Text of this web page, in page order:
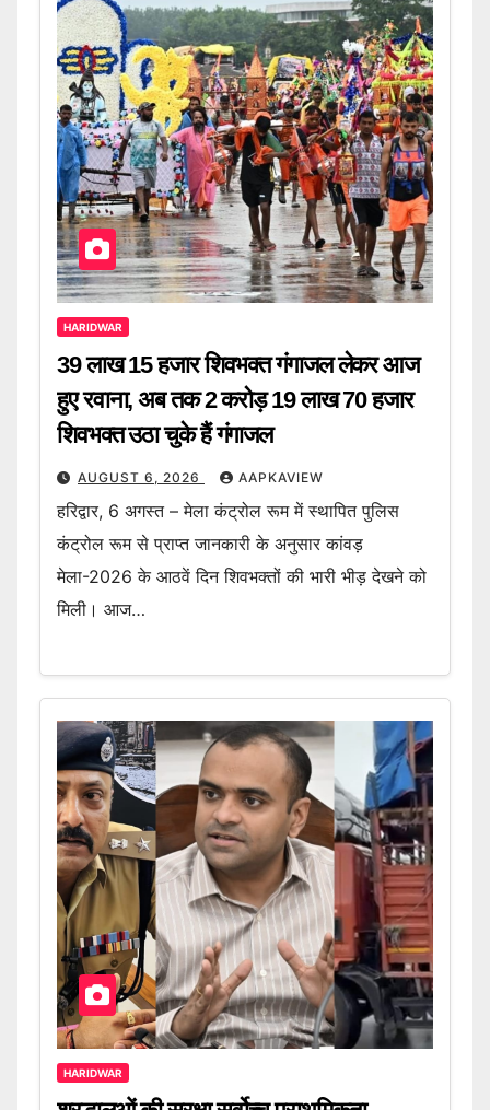
HARIDWAR
39 लाख 15 हजार शिवभक्त गंगाजल लेकर आज
हुए रवाना, अब तक 2 करोड़ 19 लाख 70 हजार
शिवभक्त उठा चुके हैं गंगाजल
AUGUST 6, 2026 AAPKAVIEW
हरिद्वार, 6 अगस्त – मेला कंट्रोल रूम में स्थापित पुलिस
कंट्रोल रूम से प्राप्त जानकारी के अनुसार कांवड़
मेला-2026 के आठवें दिन शिवभक्तों की भारी भीड़ देखने को
मिली। आज…
HARIDWAR